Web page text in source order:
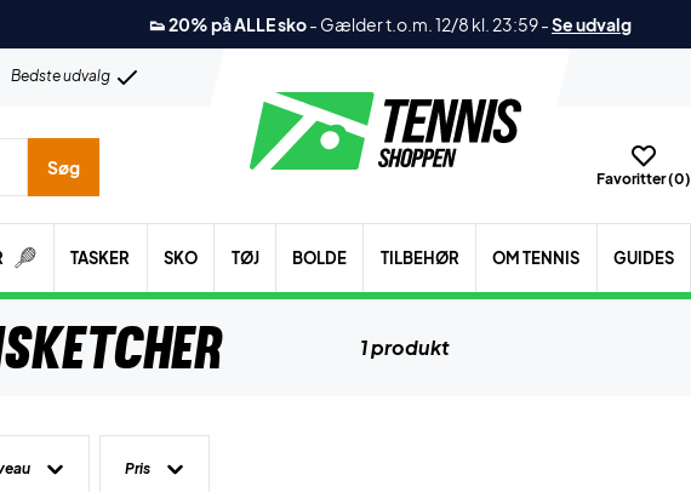
👟 20% på ALLE sko- Gælder t.o.m. 12/8 kl. 23:59-Se udvalg
Bedste udvalg
Søg
Favoritter (0)
TASKER SKO TØJ BOLDE TILBEHØR OM TENNIS GUIDES
1 produkt
Pris